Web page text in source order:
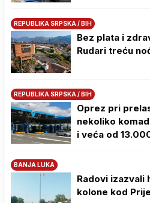
REPUBLIKA SRPSKA / BIH
Bez plata i
Rudari treću
REPUBLIKA SRPSKA / BIH
Oprez pri
nekoliko
i veća od
BANJA LUKA
Radovi izazvali
kolone kod